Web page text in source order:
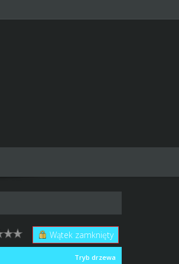
Wątek zamknięty
Tryb drzewa